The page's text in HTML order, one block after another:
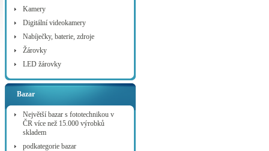
Kamery
Digitální videokamery
Nabíječky, baterie, zdroje
Žárovky
LED žárovky
Bazar
Největší bazar s fototechnikou v
ČR více než 15.000 výrobků
skladem
podkategorie bazar